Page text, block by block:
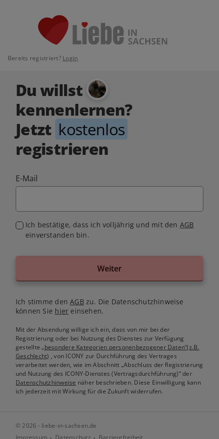
Bereits registriert? Login
Du willst
kennenlernen?
Jetzt kostenlos
registrieren
E-Mail
Ich bestätige, dass ich volljährig und mit den AGB
einverstanden bin.
Weiter
Ich stimme denAGB zu. Die Datenschutzhinweise
können Sie hier einsehen.
Mit der Absendung willige ich ein, dass von mir bei der
Registrierung oder bei Nutzung des Dienstes zur Verfügung
gestellte„besondere Kategorien personenbezogener Daten“(z.B.
Geschlecht) , von ICONY zur Durchführung des Vertrages
verarbeitet werden, wie im Abschnitt „Abschluss der Registrierung
und Nutzung des ICONY-Dienstes (Vertragsdurchführung)“ der
Datenschutzhinweise näher beschrieben. Diese Einwilligung kann
ich jederzeit mit Wirkung für die Zukunft widerrufen.
© 2026 - liebe-in-sachsen.de
Impressum
Datenschutz Barrierefreiheit